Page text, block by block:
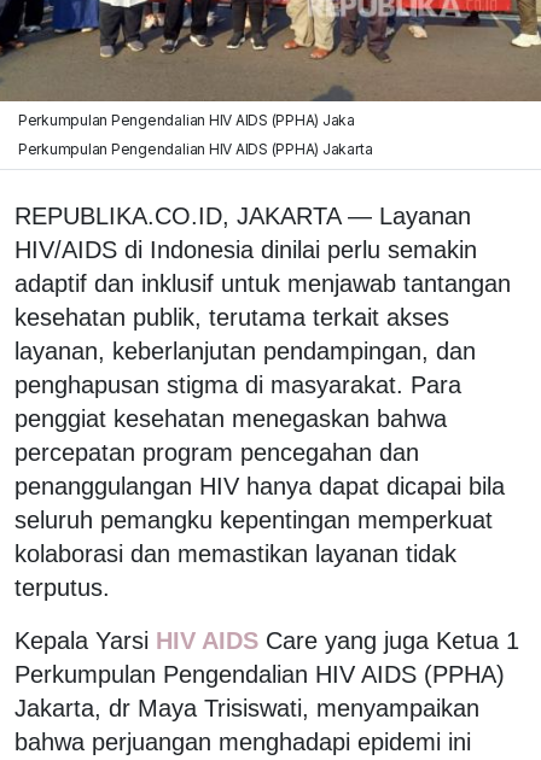
Perkumpulan Pengendalian HIV AIDS (PPHA) Jaka
Perkumpulan Pengendalian HIV AIDS (PPHA) Jakarta
REPUBLIKA.CO.ID, ‎JAKARTA — Layanan
HIV/AIDS di Indonesia dinilai perlu semakin
adaptif dan inklusif untuk menjawab tantangan
kesehatan publik, terutama terkait akses
layanan, keberlanjutan pendampingan, dan
penghapusan stigma di masyarakat. Para
penggiat kesehatan menegaskan bahwa
percepatan program pencegahan dan
penanggulangan HIV hanya dapat dicapai bila
seluruh pemangku kepentingan memperkuat
kolaborasi dan memastikan layanan tidak
terputus.
Kepala Yarsi HIV AIDS Care yang juga Ketua 1
Perkumpulan Pengendalian HIV AIDS (PPHA)
Jakarta, dr Maya Trisiswati, menyampaikan
bahwa perjuangan menghadapi epidemi ini